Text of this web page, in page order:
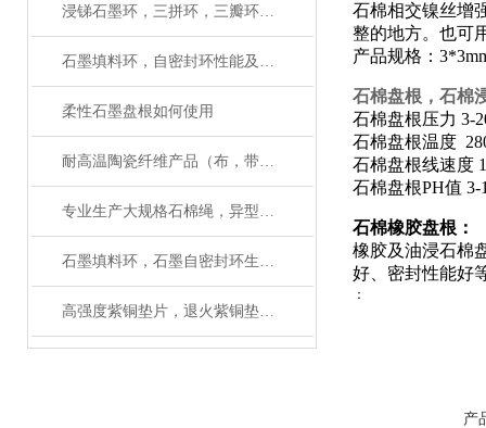
浸锑石墨环，三拼环，三瓣环应用性能
石墨填料环，自密封环性能及使用设备
柔性石墨盘根如何使用
耐高温陶瓷纤维产品（布，带，绳，盘根）使用范围
专业生产大规格石棉绳，异型规格石棉绳厂家
石墨填料环，石墨自密封环生产厂家有大量磨具
高强度紫铜垫片，退火紫铜垫圈，齿形紫铜垫厂家
石棉相交镍丝增
整的地方。也可
产品规格：
石棉盘根，石棉
石棉盘根压力 3-
石棉盘根温度
石棉盘根线速度
石棉盘根PH值
石棉橡胶盘根：
橡胶及油浸石棉
好、密封性能好
：
产